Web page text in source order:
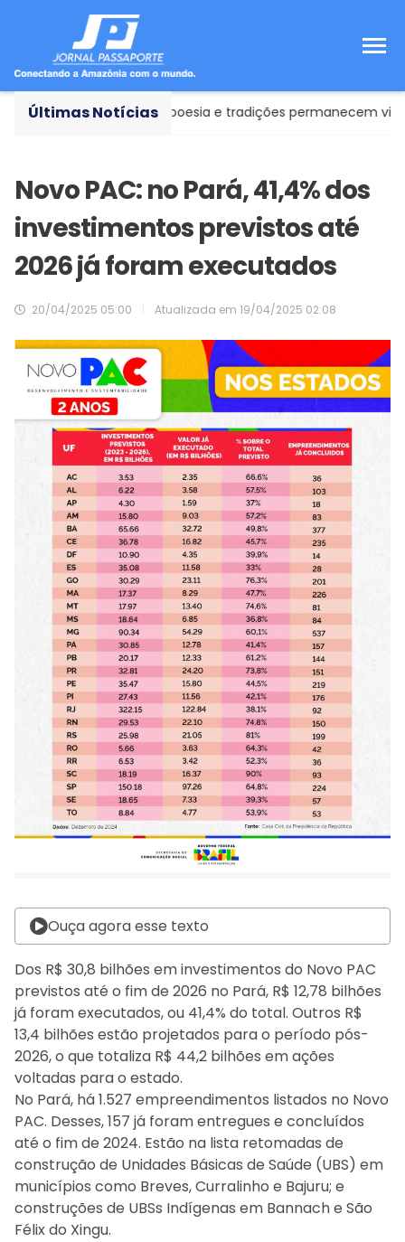
Últimas Notícias
onde história, poesia e tradições permanecem vivas
Novo PAC: no Pará, 41,4% dos
investimentos previstos até
2026 já foram executados
20/04/2025 05:00 Atualizada em 19/04/2025 02:08
Ouça agora esse texto
Dos R$ 30,8 bilhões em investimentos do Novo PAC
previstos até o fim de 2026 no Pará, R$ 12,78 bilhões
já foram executados, ou 41,4% do total. Outros R$
13,4 bilhões estão projetados para o período pós-
2026, o que totaliza R$ 44,2 bilhões em ações
voltadas para o estado.
No Pará, há 1.527 empreendimentos listados no Novo
PAC. Desses, 157 já foram entregues e concluídos
até o fim de 2024. Estão na lista retomadas de
construção de Unidades Básicas de Saúde (UBS) em
municípios como Breves, Curralinho e Bajuru; e
construções de UBSs Indígenas em Bannach e São
Félix do Xingu.